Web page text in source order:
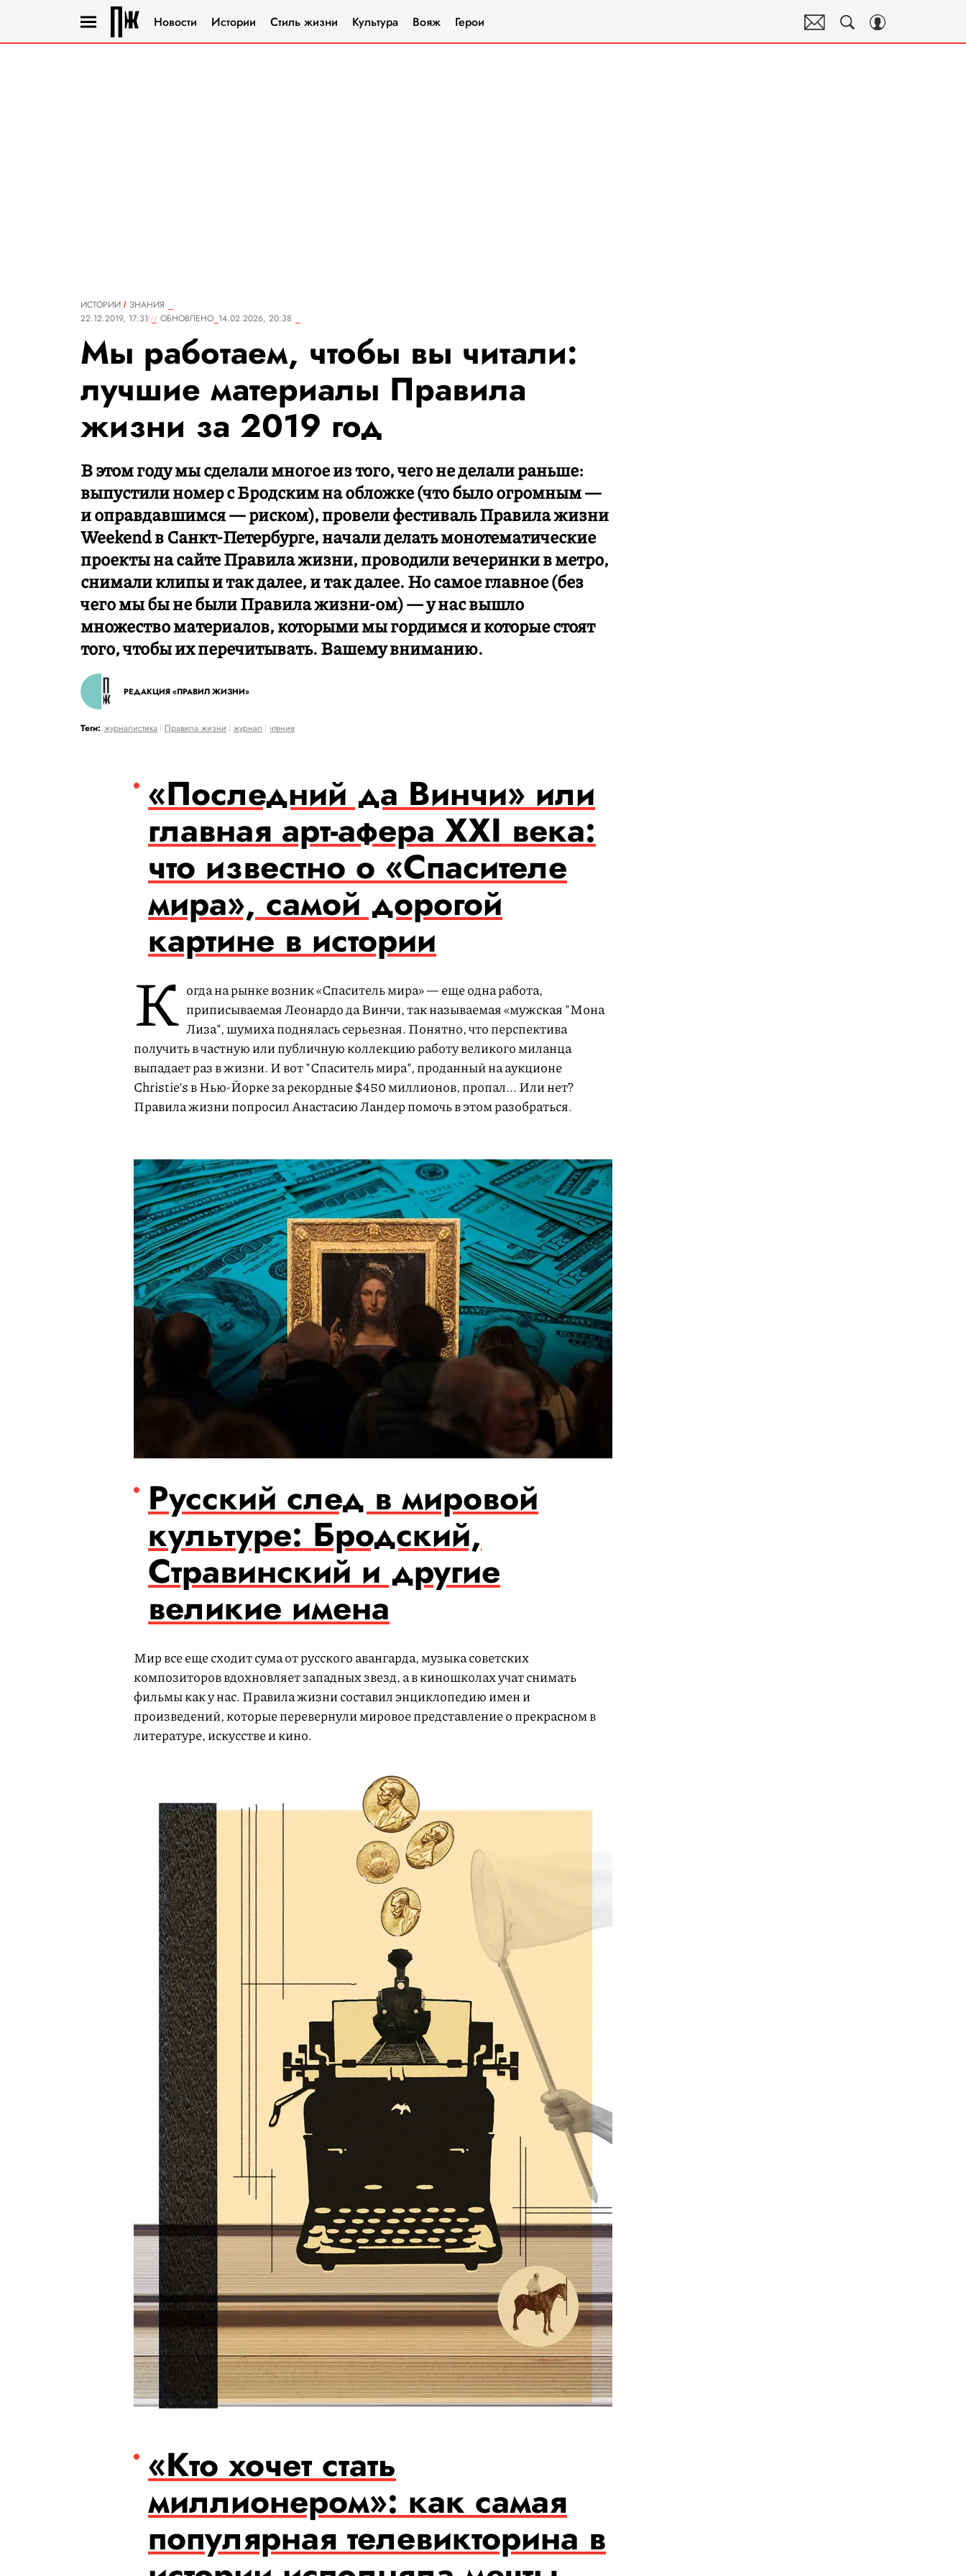
Новости Истории Стиль жизни Культура Вояж Герои
ИСТОРИИ
ЗНАНИЯ
22.12.2019, 17:31
ОБНОВЛЕНО 14.02.2026, 20:38
Мы работаем, чтобы вы читали:
лучшие материалы Правила
жизни за 2019 год
В этом году мы сделали многое из того, чего не делали раньше:
выпустили номер с Бродским на обложке (что было огромным —
и оправдавшимся — риском), провели фестиваль Правила жизни
Weekend в Санкт-Петербурге, начали делать монотематические
проекты на сайте Правила жизни, проводили вечеринки в метро,
снимали клипы и так далее, и так далее. Но самое главное (без
чего мы бы не были Правила жизни-ом) — у нас вышло
множество материалов, которыми мы гордимся и которые стоят
того, чтобы их перечитывать. Вашему вниманию.
РЕДАКЦИЯ «ПРАВИЛ ЖИЗНИ»
Теги: журналистика Правила жизни журнал чтение
«Последний да Винчи» или
главная арт-афера XXI века:
что известно о «Спасителе
мира», самой дорогой
картине в истории
К огда на рынке возник «Спаситель мира» — еще одна работа,
приписываемая Леонардо да Винчи, так называемая «мужская "Мона
Лиза", шумиха поднялась серьезная. Понятно, что перспектива
получить в частную или публичную коллекцию работу великого миланца
выпадает раз в жизни. И вот "Спаситель мира", проданный на аукционе
Christie’s в Нью-Йорке за рекордные $450 миллионов, пропал... Или нет?
Правила жизни попросил Анастасию Ландер помочь в этом разобраться.
Русский след в мировой
культуре: Бродский,
Стравинский и другие
великие имена
Мир все еще сходит сума от русского авангарда, музыка советских
композиторов вдохновляет западных звезд, а в киношколах учат снимать
фильмы как у нас. Правила жизни составил энциклопедию имен и
произведений, которые перевернули мировое представление о прекрасном в
литературе, искусстве и кино.
«Кто хочет стать
миллионером»: как самая
популярная телевикторина в